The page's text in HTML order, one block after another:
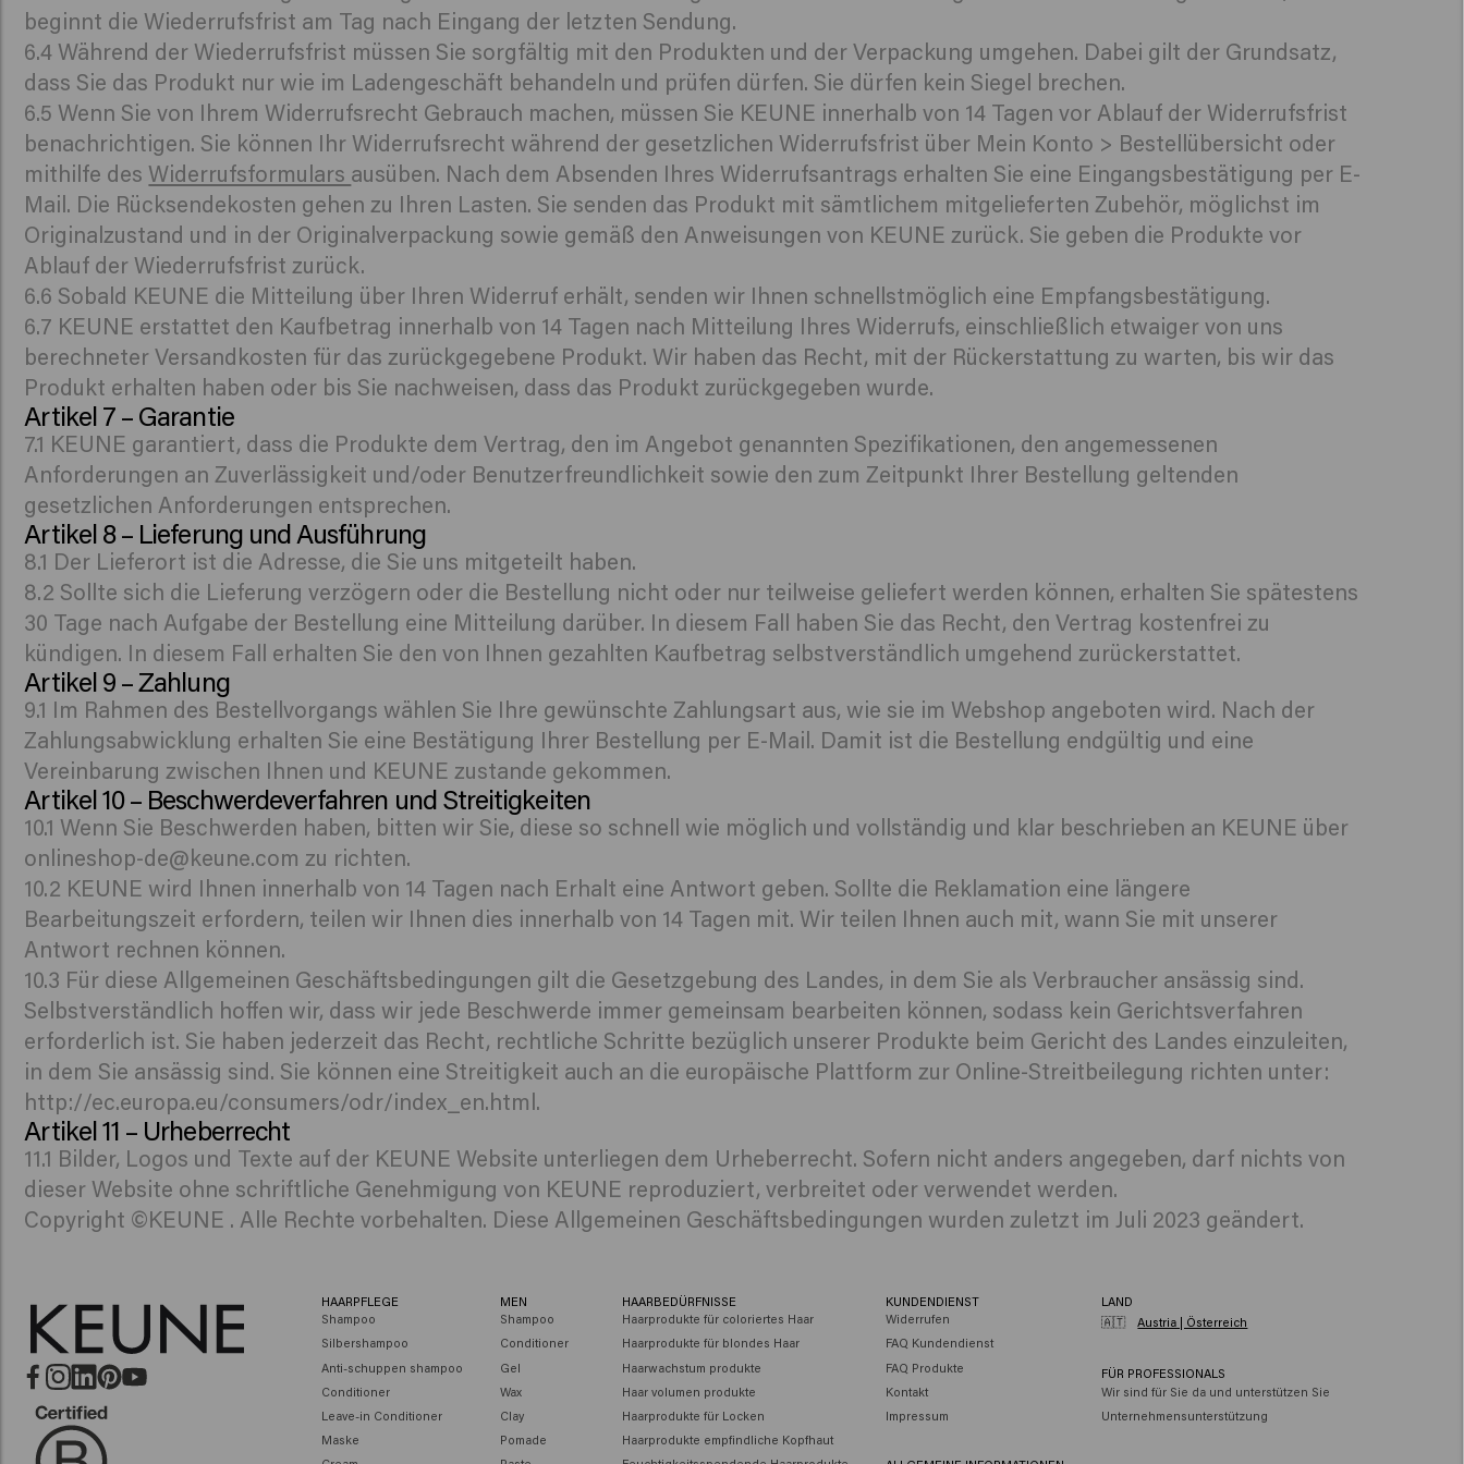
beginnt die Wiederrufsfrist am Tag nach Eingang der letzten Sendung.
6.4 Während der Wiederrufsfrist müssen Sie sorgfältig mit den Produkten und der Verpackung umgehen. Dabei gilt der Grundsatz,
dass Sie das Produkt nur wie im Ladengeschäft behandeln und prüfen dürfen. Sie dürfen kein Siegel brechen.
6.5 Wenn Sie von Ihrem Widerrufsrecht Gebrauch machen, müssen Sie KEUNE innerhalb von 14 Tagen vor Ablauf der Widerrufsfrist
benachrichtigen. Sie können Ihr Widerrufsrecht während der gesetzlichen Widerrufsfrist über Mein Konto > Bestellübersicht oder
mithilfe desWiderrufsformulars ausüben. Nach dem Absenden Ihres Widerrufsantrags erhalten Sie eine Eingangsbestätigung per E-
Mail. Die Rücksendekosten gehen zu Ihren Lasten. Sie senden das Produkt mit sämtlichem mitgelieferten Zubehör, möglichst im
Originalzustand und in der Originalverpackung sowie gemäß den Anweisungen von KEUNE zurück. Sie geben die Produkte vor
Ablauf der Wiederrufsfrist zurück.
6.6 Sobald KEUNE die Mitteilung über Ihren Widerruf erhält, senden wir Ihnen schnellstmöglich eine Empfangsbestätigung.
6.7 KEUNE erstattet den Kaufbetrag innerhalb von 14 Tagen nach Mitteilung Ihres Widerrufs, einschließlich etwaiger von uns
berechneter Versandkosten für das zurückgegebene Produkt. Wir haben das Recht, mit der Rückerstattung zu warten, bis wir das
Produkt erhalten haben oder bis Sie nachweisen, dass das Produkt zurückgegeben wurde.
Artikel 7 – Garantie
7.1 KEUNE garantiert, dass die Produkte dem Vertrag, den im Angebot genannten Spezifikationen, den angemessenen
Anforderungen an Zuverlässigkeit und/oder Benutzerfreundlichkeit sowie den zum Zeitpunkt Ihrer Bestellung geltenden
gesetzlichen Anforderungen entsprechen.
Artikel 8 – Lieferung und Ausführung
8.1 Der Lieferort ist die Adresse, die Sie uns mitgeteilt haben.
8.2 Sollte sich die Lieferung verzögern oder die Bestellung nicht oder nur teilweise geliefert werden können, erhalten Sie spätestens
30 Tage nach Aufgabe der Bestellung eine Mitteilung darüber. In diesem Fall haben Sie das Recht, den Vertrag kostenfrei zu
kündigen. In diesem Fall erhalten Sie den von Ihnen gezahlten Kaufbetrag selbstverständlich umgehend zurückerstattet.
Artikel 9 – Zahlung
9.1 Im Rahmen des Bestellvorgangs wählen Sie Ihre gewünschte Zahlungsart aus, wie sie im Webshop angeboten wird. Nach der
Zahlungsabwicklung erhalten Sie eine Bestätigung Ihrer Bestellung per E-Mail. Damit ist die Bestellung endgültig und eine
Vereinbarung zwischen Ihnen und KEUNE zustande gekommen.
Artikel 10 – Beschwerdeverfahren und Streitigkeiten
10.1 Wenn Sie Beschwerden haben, bitten wir Sie, diese so schnell wie möglich und vollständig und klar beschrieben an KEUNE über
onlineshop-de@keune.com zu richten.
10.2 KEUNE wird Ihnen innerhalb von 14 Tagen nach Erhalt eine Antwort geben. Sollte die Reklamation eine längere
Bearbeitungszeit erfordern, teilen wir Ihnen dies innerhalb von 14 Tagen mit. Wir teilen Ihnen auch mit, wann Sie mit unserer
Antwort rechnen können.
10.3 Für diese Allgemeinen Geschäftsbedingungen gilt die Gesetzgebung des Landes, in dem Sie als Verbraucher ansässig sind.
Selbstverständlich hoffen wir, dass wir jede Beschwerde immer gemeinsam bearbeiten können, sodass kein Gerichtsverfahren
erforderlich ist. Sie haben jederzeit das Recht, rechtliche Schritte bezüglich unserer Produkte beim Gericht des Landes einzuleiten,
in dem Sie ansässig sind. Sie können eine Streitigkeit auch an die europäische Plattform zur Online-Streitbeilegung richten unter:
http://ec.europa.eu/consumers/odr/index_en.html.
Artikel 11 – Urheberrecht
11.1 Bilder, Logos und Texte auf der KEUNE Website unterliegen dem Urheberrecht. Sofern nicht anders angegeben, darf nichts von
dieser Website ohne schriftliche Genehmigung von KEUNE reproduziert, verbreitet oder verwendet werden.
Copyright ©KEUNE . Alle Rechte vorbehalten. Diese Allgemeinen Geschäftsbedingungen wurden zuletzt im Juli 2023 geändert.
HAARPFLEGE
Shampoo
Silbershampoo
Anti-schuppen shampoo
Conditioner
Leave-in Conditioner
Maske
MEN
Shampoo
Conditioner
Gel
Wax
Clay
Pomade
HAARBEDÜRFNISSE
Haarprodukte für coloriertes Haar
Haarprodukte für blondes Haar
Haarwachstum produkte
Haar volumen produkte
Haarprodukte für Locken
Haarprodukte empfindliche Kopfhaut
KUNDENDIENST
Widerrufen
FAQ Kundendienst
FAQ Produkte
Kontakt
Impressum
LAND
🇦🇹
Austria | Österreich
FÜR PROFESSIONALS
Wir sind für Sie da und unterstützen Sie
Unternehmensunterstützung